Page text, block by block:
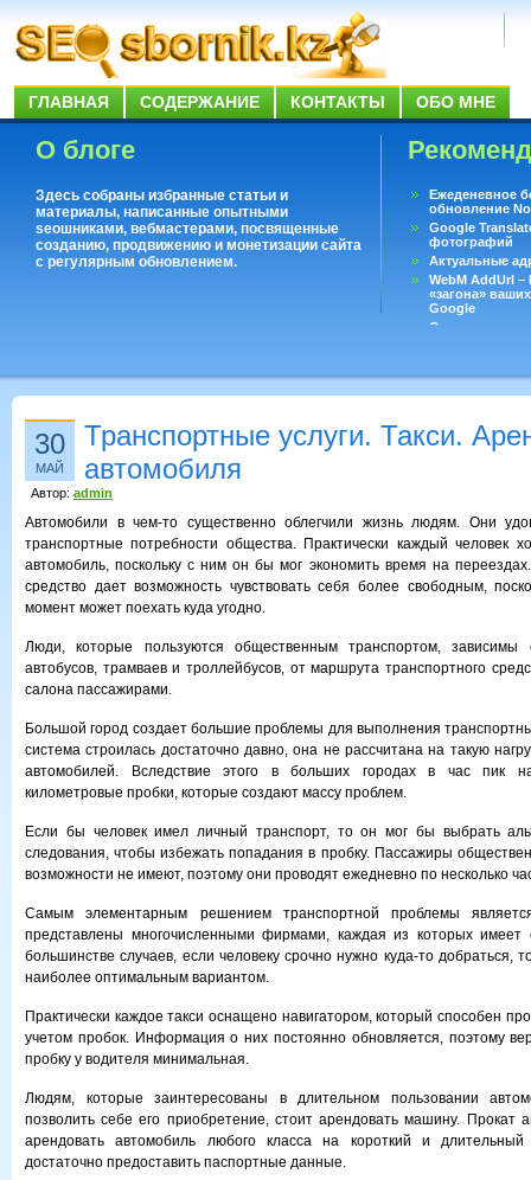
ГЛАВНАЯ СОДЕРЖАНИЕ КОНТАКТЫ ОБО МНЕ
О блоге
Здесь собраны избранные статьи и
материалы, написанные опытными
seoшниками, вебмастерами, посвященные
созданию, продвижению и монетизации сайта
с регулярным обновлением.
Ежеденевное
обновление
Google
фотографий
Актуальные
WebM AddUrl
«загона»
Google
Существует
30
МАЙ
Транспортные услуги. Такси.
автомобиля
Автор: admin
Автомобили в чем-то существенно облегчили жизнь людям. Они
транспортные потребности общества. Практически каждый человек
автомобиль, поскольку с ним он бы мог экономить время на
средство дает возможность чувствовать себя более свободным,
момент может поехать куда угодно.
Люди, которые пользуются общественным транспортом, зависимы
автобусов, трамваев и троллейбусов, от маршрута транспортного
салона пассажирами.
Большой город создает большие проблемы для выполнения
система строилась достаточно давно, она не рассчитана на такую
автомобилей. Вследствие этого в больших городах в час пик
километровые пробки, которые создают массу проблем.
Если бы человек имел личный транспорт, то он мог бы выбрать
следования, чтобы избежать попадания в пробку. Пассажиры
возможности не имеют, поэтому они проводят ежедневно по несколько
Самым элементарным решением транспортной проблемы
представлены многочисленными фирмами, каждая из которых имеет
большинстве случаев, если человеку срочно нужно куда-то добраться,
наиболее оптимальным вариантом.
Практически каждое такси оснащено навигатором, который способен
учетом пробок. Информация о них постоянно обновляется, поэтому
пробку у водителя минимальная.
Людям, которые заинтересованы в длительном пользовании
позволить себе его приобретение, стоит арендовать машину. Прокат
арендовать автомобиль любого класса на короткий и
достаточно предоставить паспортные данные.